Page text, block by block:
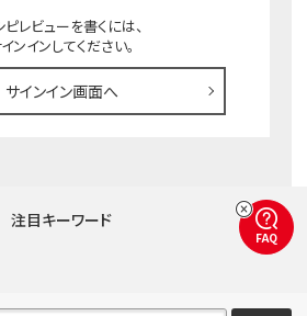
ピレビューを書くには、
ンインしてください。
サインイン画面へ
注目キーワード
FAQ